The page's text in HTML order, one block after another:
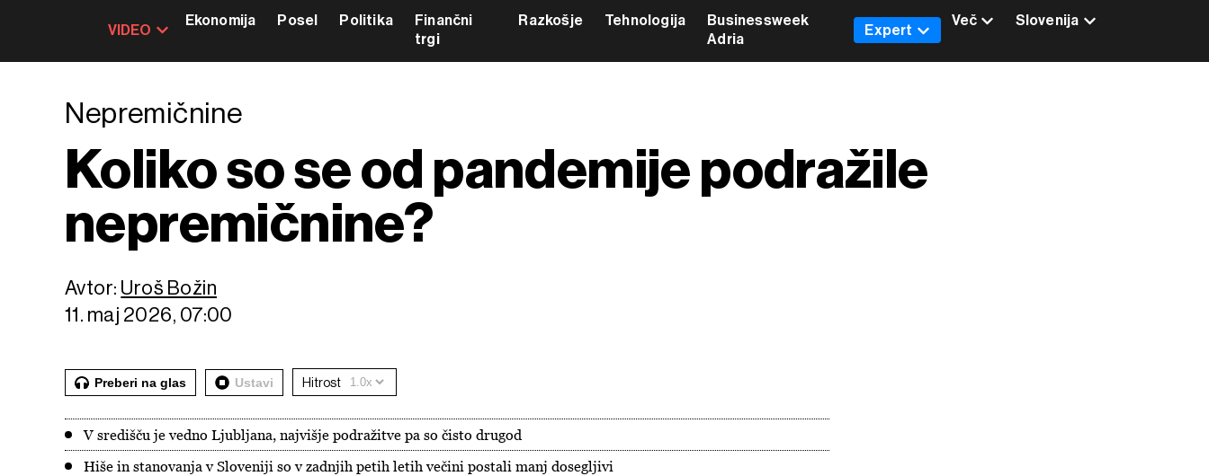
VIDEO
Ekonomija Posel Politika
Finančni
trgi
Razkošje Tehnologija
Businessweek
Adria
Slovenija
Expert
Več
Nepremičnine
Koliko so se od pandemije podražile
nepremičnine?
Avtor: Uroš Božin
11. maj 2026, 07:00
Preberi na glas Ustavi Hitrost
V središču je vedno Ljubljana, najvišje podražitve pa so čisto drugod
Hiše in stanovanja v Sloveniji so v zadnjih petih letih večini postali manj dosegljivi